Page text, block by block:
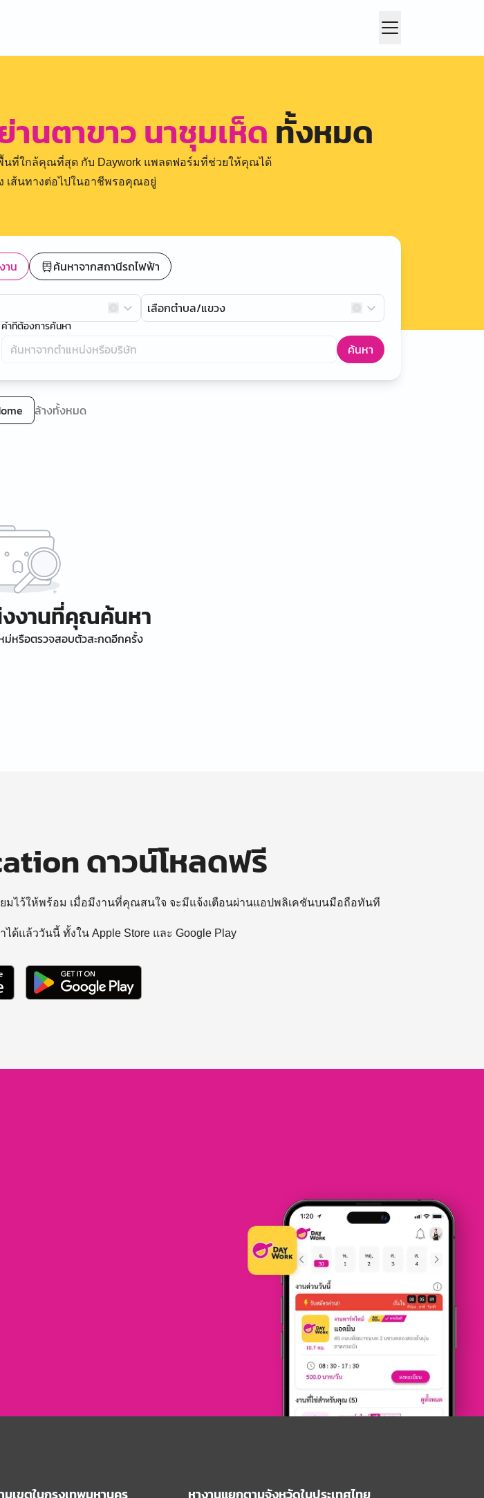
านตาขาว นาชุมเห็ด ทั้งหมด
ที่ใกล้คุณที่สุด กับ Daywork แพลตฟอร์มที่ช่วยให้คุณได้
เส้นทางต่อไปในอาชีพรอคุณอยู่
าน ค้นหาจากสถานีรถไฟฟ้า
เลือกตำบล/แขวง
คำที่ต้องการค้นหา
ค้นหา
ล้างทั้งหมด
งานที่คุณค้นหา
ม่หรือตรวจสอบตัวสะกดอีกครั้ง
ดาวน์โหลดฟรี
มไว้ให้พร้อม เมื่อมีงานที่คุณสนใจ จะมีแจ้งเตือนผ่านแอปพลิเคชันบนมือถือทันที
ได้แล้ววันนี้ ทั้งใน Apple Store และ Google Play
มเขตในกรุงเทพมหานคร หางานแยกตามจังหวัดในประเทศไทย